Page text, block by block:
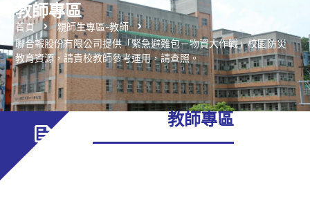
教師專區
首頁
親師生專區-教師
聯合報股份有限公司提供「緊急避難包－物資大作戰」校園防災
教育資源，請貴校教師參考運用，請查照。
教師專區